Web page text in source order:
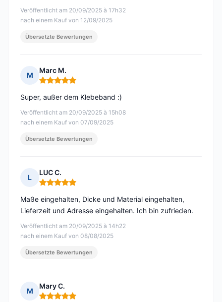
Veröffentlicht am 20/09/2025 à 17h32
nach einem Kauf von 12/09/2025
Übersetzte Bewertungen
M
Marc M.
Hinweis: 5 von 5
Veröffentlicht am 20/09/2025 à 15h08
nach einem Kauf von 07/09/2025
Super, außer dem Klebeband :)
Übersetzte Bewertungen
L
LUC C.
Hinweis: 5 von 5
Veröffentlicht am 20/09/2025 à 14h22
nach einem Kauf von 08/08/2025
Maße eingehalten, Dicke und Material eingehalten,
Lieferzeit und Adresse eingehalten. Ich bin zufrieden.
Übersetzte Bewertungen
M
Mary C.
Hinweis: 5 von 5